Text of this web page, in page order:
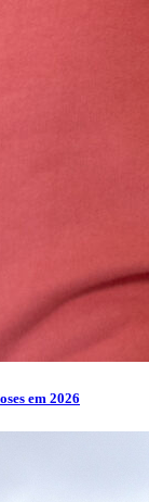
em 2026